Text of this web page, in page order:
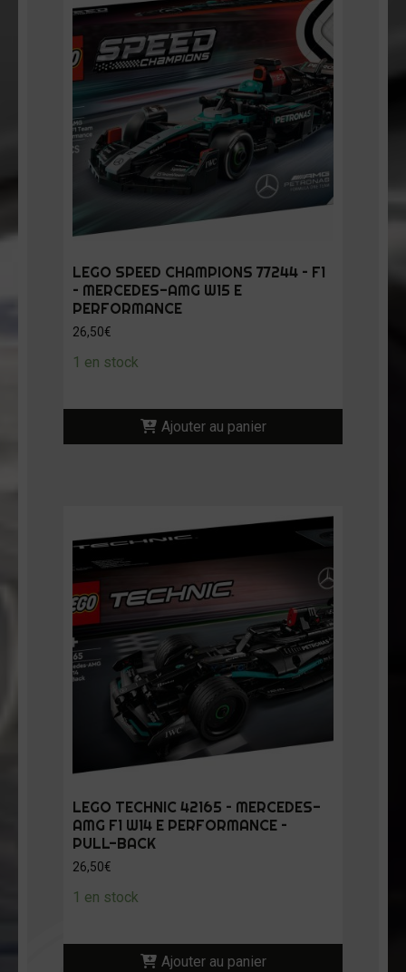
LEGO SPEED CHAMPIONS 77244 – F1
– MERCEDES-AMG W15 E
PERFORMANCE
26,50€
1 en stock
Ajouter au panier
LEGO TECHNIC 42165 – MERCEDES-
AMG F1 W14 E PERFORMANCE –
PULL-BACK
26,50€
1 en stock
Ajouter au panier